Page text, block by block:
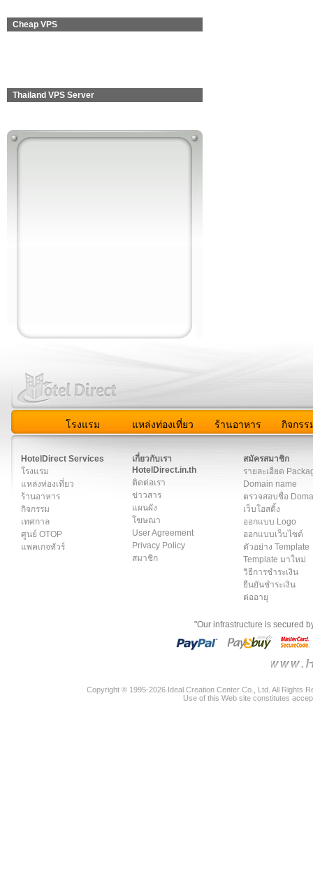
Cheap VPS
Thailand VPS Server
โรงแรม แหล่งท่องเที่ยว ร้านอาหาร กิจกรร
HotelDirect Services
โรงแรม
แหล่งท่องเที่ยว
ร้านอาหาร
กิจกรรม
เทศกาล
ศูนย์ OTOP
แพคเกจทัวร์
เกี่ยวกับเรา
HotelDirect.in.th
ติดต่อเรา
ข่าวสาร
แผนผัง
โฆษณา
User Agreement
Privacy Policy
สมาชิก
สมัครสมาชิก
รายละเอียด
Domain name
ตรวจสอบชื่อ
เว็บโฮสติ้ง
ออกแบบ Logo
ออกแบบเว็บไซต์
ตัวอย่าง Template
Template มาใหม่
วิธีการชำระเงิน
ยืนยันชำระเงิน
ต่ออายุ
"Our infrastructure is secured
Copyright © 1995-2026 Ideal Creation Center Co., Ltd. All Rights
Use of this Web site constitutes